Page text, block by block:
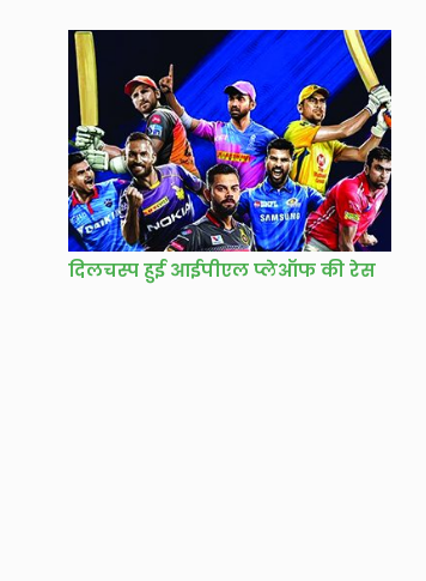
दिलचस्प हुई आईपीएल प्लेऑफ की रेस